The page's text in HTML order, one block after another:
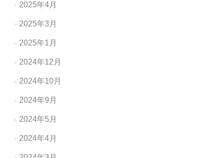
2025年4月
2025年3月
2025年1月
2024年12月
2024年10月
2024年9月
2024年5月
2024年4月